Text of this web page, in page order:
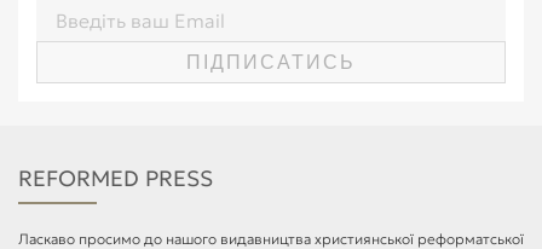
ПІДПИСАТИСЬ
REFORMED PRESS
Ласкаво просимо до нашого видавництва християнської реформатської